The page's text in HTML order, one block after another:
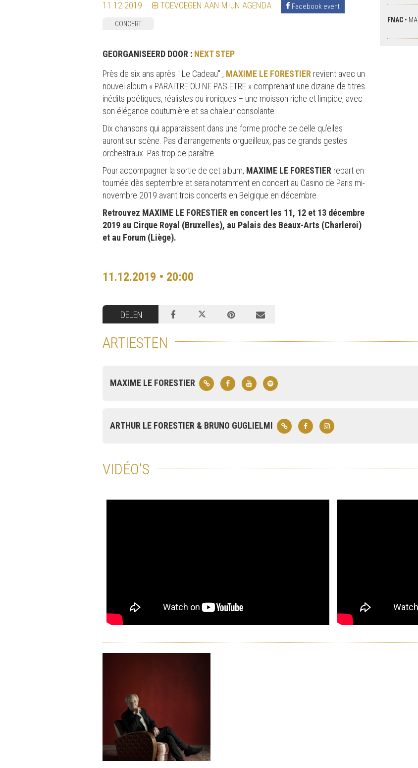
FNAC •
11.12.2019 TOEVOEGEN AAN MIJN AGENDA Facebook event
CONCERT
GEORGANISEERD DOOR : NEXT STEP
Près de six ans après " Le Cadeau" , MAXIME LE FORESTIER revient avec un
nouvel album « PARAITRE OU NE PAS ETRE » comprenant une dizaine de titres
inédits poétiques, réalistes ou ironiques – une moisson riche et limpide, avec
son élégance coutumière et sa chaleur consolante.
Dix chansons qui apparaissent dans une forme proche de celle qu’elles
auront sur scène. Pas d’arrangements orgueilleux, pas de grands gestes
orchestraux. Pas trop de paraître.
Pour accompagner la sortie de cet album, MAXIME LE FORESTIER repart en
tournée dès septembre et sera notamment en concert au Casino de Paris mi-
novembre 2019 avant trois concerts en Belgique en décembre.
Retrouvez MAXIME LE FORESTIER en concert les 11, 12 et 13 décembre
2019 au Cirque Royal (Bruxelles), au Palais des Beaux-Arts (Charleroi)
et au Forum (Liège).
11.12.2019 • 20:00
DELEN
ARTIESTEN
MAXIME LE FORESTIER
ARTHUR LE FORESTIER & BRUNO GUGLIELMI
VIDÉO'S